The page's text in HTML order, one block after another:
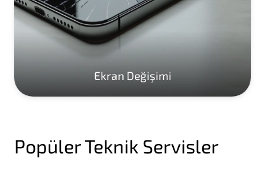
Ekran Değişimi
Popüler Teknik Servisler